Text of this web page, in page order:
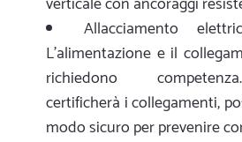
Allacciamento
L'alimentazione e il
richiedono
certificherà i collegamenti,
modo sicuro per prevenire